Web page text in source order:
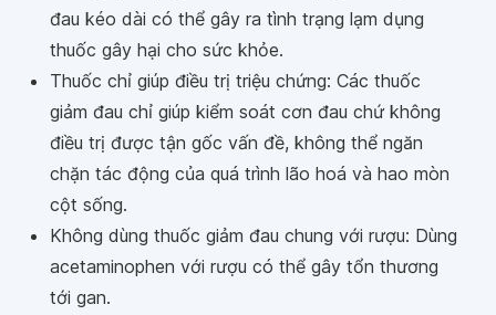
đau kéo dài có thể gây ra tình trạng lạm dụng
thuốc gây hại cho sức khỏe.
Thuốc chỉ giúp điều trị triệu chứng: Các thuốc
giảm đau chỉ giúp kiểm soát cơn đau chứ không
điều trị được tận gốc vấn đề, không thể ngăn
chặn tác động của quá trình lão hoá và hao mòn
cột sống.
Không dùng thuốc giảm đau chung với rượu: Dùng
acetaminophen với rượu có thể gây tổn thương
tới gan.